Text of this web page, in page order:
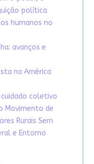
política
humanos no
avanços e
na América
coletivo
Movimento de
Rurais Sem
e Entorno